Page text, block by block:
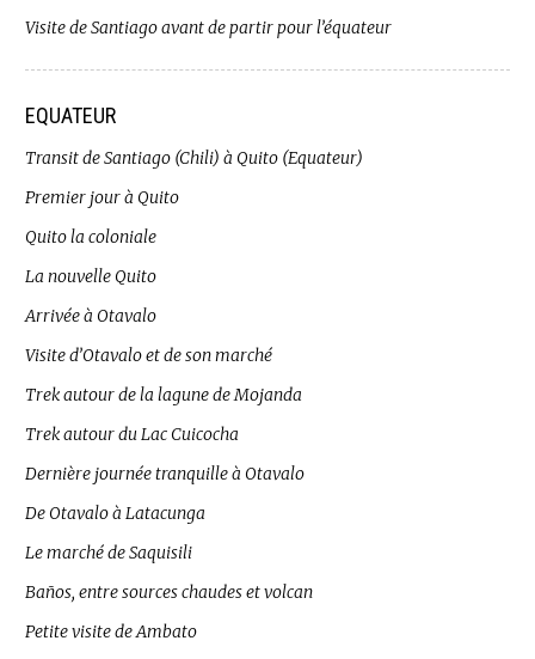
Visite de Santiago avant de partir pour l’équateur
EQUATEUR
Transit de Santiago (Chili) à Quito (Equateur)
Premier jour à Quito
Quito la coloniale
La nouvelle Quito
Arrivée à Otavalo
Visite d’Otavalo et de son marché
Trek autour de la lagune de Mojanda
Trek autour du Lac Cuicocha
Dernière journée tranquille à Otavalo
De Otavalo à Latacunga
Le marché de Saquisili
Baños, entre sources chaudes et volcan
Petite visite de Ambato